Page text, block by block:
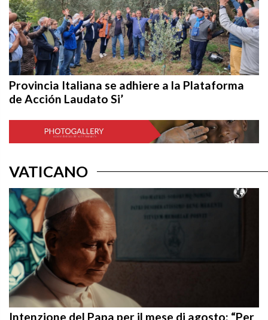
Provincia Italiana se adhiere a la Plataforma
de Acción Laudato Si’
Intenzione del Papa per il mese di agosto: “Per